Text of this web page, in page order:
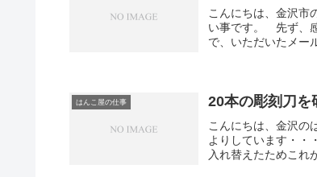
こんにちは、金沢市
い事です。 先ず、
で、いただいたメー
はんこ屋の仕事 20本の彫刻刀を
こんにちは、金沢の
よりしています・・
入れ替えたためこれ